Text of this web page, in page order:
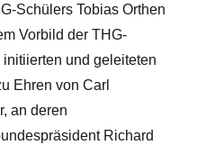
Schülers Tobias Orthen
Vorbild der THG-
und geleiteten
Ehren von Carl
an deren
Richard